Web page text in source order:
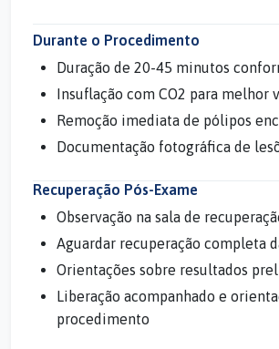
Durante o Procedimento
Duração de 20-45 minutos
Insuflação com CO2 para melhor
Remoção imediata de pólipos
Documentação fotográfica de
Recuperação Pós-Exame
Observação na sala de
Aguardar recuperação completa
Orientações sobre resultados
Liberação acompanhado e
procedimento